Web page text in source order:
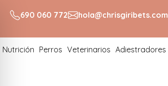
690 060 772 hola@chrisgiribets.com
Nutrición Perros Veterinarios Adiestradores